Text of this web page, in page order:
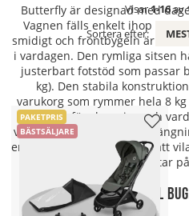
Butterfly är designad med
Vagnen fälls enkelt ihop med
smidigt och frontbygeln är lätt
i vardagen. Den rymliga sitsen
justerbart fotstöd som passar
kg). Den stabila
varukorg som rymmer hela 8
utmärkt för shopping och
vilopositionen och den
en trygg och bekväm plats att
eller väntar
Tillbehör till
Visar1-16av
Sortera efter:
PAKETPRIS
BÄSTSÄLJARE